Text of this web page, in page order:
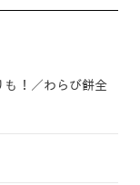
も！／わらび餅全